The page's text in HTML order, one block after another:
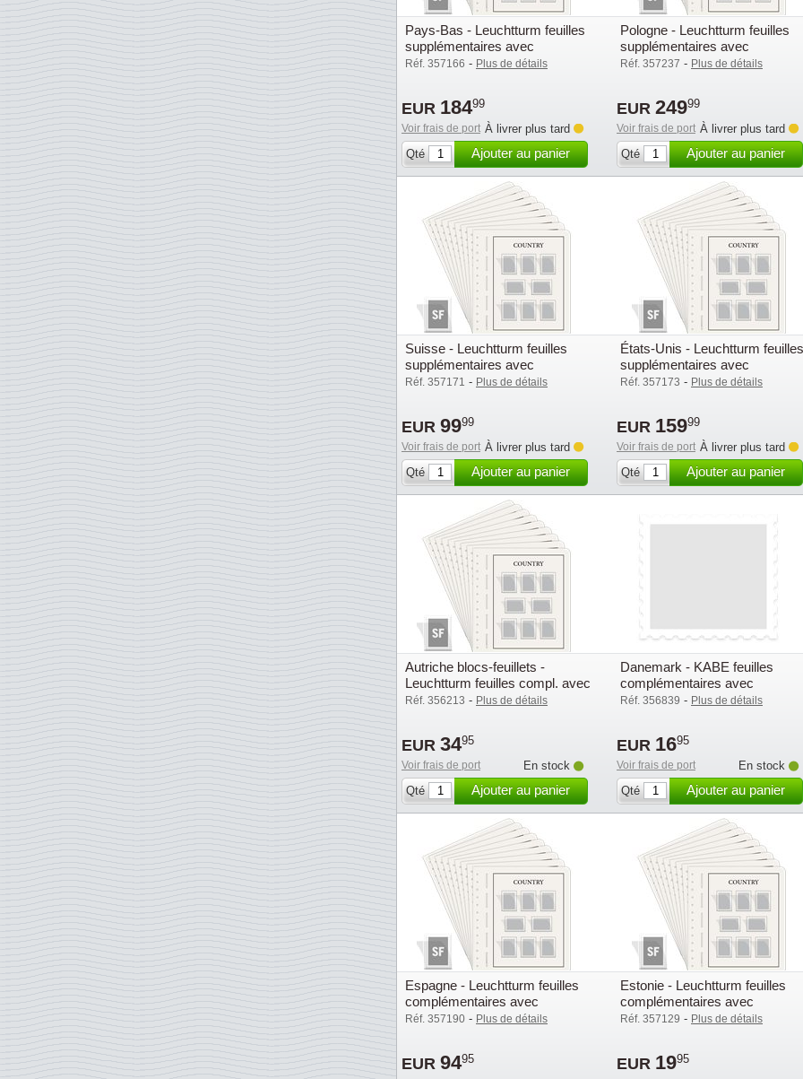
Pays-Bas - Leuchtturm feuilles
supplémentaires avec
pochettes (SF) - 2015-2019
Réf. 357166 - Plus de détails
EUR 18499
Voir frais de port À livrer plus tard
Qté
Ajouter au panier
Pologne - Leuchtturm feuilles
supplémentaires avec
pochettes (SF) - 2015-2019
Réf. 357237 - Plus de détails
EUR 24999
Voir frais de port À livrer plus tard
Qté
Ajouter au panier
Suisse - Leuchtturm feuilles
supplémentaires avec
pochettes (SF) - 2015-2019
Réf. 357171 - Plus de détails
EUR 9999
Voir frais de port À livrer plus tard
Qté
Ajouter au panier
États-Unis - Leuchtturm feuilles
supplémentaires avec
pochettes (SF) - 2015-2019
Réf. 357173 - Plus de détails
EUR 15999
Voir frais de port À livrer plus tard
Qté
Ajouter au panier
Autriche blocs-feuillets -
Leuchtturm feuilles compl. avec
pochettes (SF) - 2016
Réf. 356213 - Plus de détails
EUR 3495
Voir frais de port
En stock
Qté
Ajouter au panier
Danemark - KABE feuilles
complémentaires avec
pochettes (OF) - 2016
Réf. 356839 - Plus de détails
EUR 1695
Voir frais de port
En stock
Qté
Ajouter au panier
Espagne - Leuchtturm feuilles
complémentaires avec
pochettes (SF) - 2016
Réf. 357190 - Plus de détails
EUR 9495
Estonie - Leuchtturm feuilles
complémentaires avec
pochettes (SF) - 2016
Réf. 357129 - Plus de détails
EUR 1995